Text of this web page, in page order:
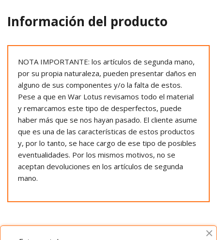
Información del producto
NOTA IMPORTANTE: los artículos de segunda mano,
por su propia naturaleza, pueden presentar daños en
alguno de sus componentes y/o la falta de estos.
Pese a que en War Lotus revisamos todo el material
y remarcamos este tipo de desperfectos, puede
haber más que se nos hayan pasado. El cliente asume
que es una de las características de estos productos
y, por lo tanto, se hace cargo de ese tipo de posibles
eventualidades. Por los mismos motivos, no se
aceptan devoluciones en los artículos de segunda
mano.